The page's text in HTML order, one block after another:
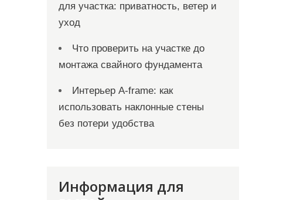
для участка: приватность, ветер и
уход
Что проверить на участке до
монтажа свайного фундамента
Интерьер A-frame: как
использовать наклонные стены
без потери удобства
Информация для